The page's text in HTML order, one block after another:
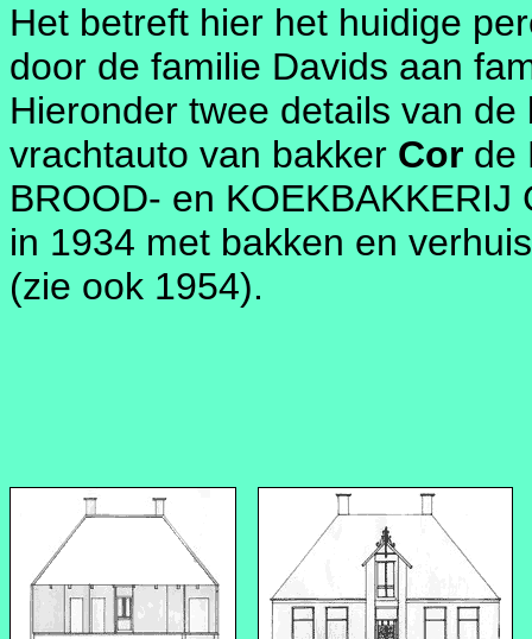
Het betreft hier het huidige
door de familie Davids aan
Hieronder twee details van
vrachtauto van bakker Cor de
BROOD- en
in 1934 met bakken en
(zie ook 1954).